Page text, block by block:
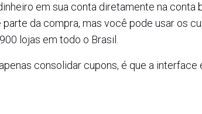
em sua conta diretamente na conta
da compra, mas você pode usar os
lojas em todo o Brasil.
consolidar cupons, é que a interface